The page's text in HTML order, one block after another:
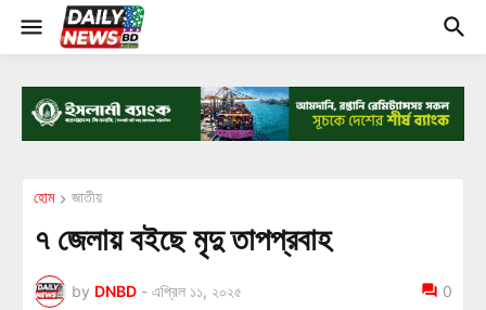
হোম জাতীয়
৭ জেলায় বইছে মৃদু তাপপ্রবাহ
by DNBD - এপ্রিল ১১, ২০২৫ 0